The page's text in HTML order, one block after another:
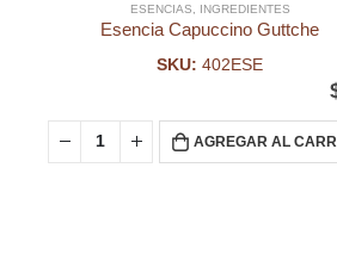
ESENCIAS INGREDIENTES
Esencia Capuccino Guttche
SKU: 402ESE
AGREGAR AL